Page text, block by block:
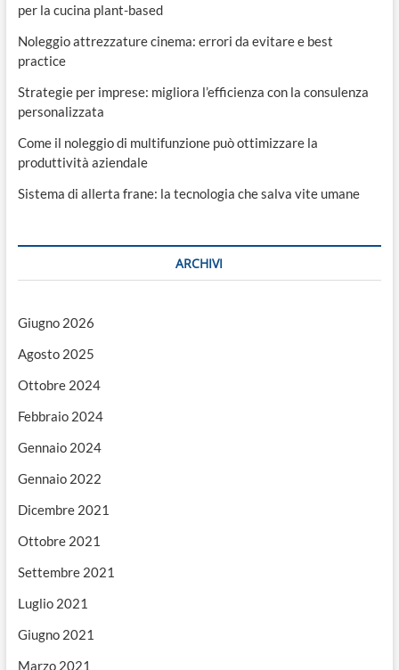
per la cucina plant-based
Noleggio attrezzature cinema: errori da evitare e best
practice
Strategie per imprese: migliora l’efficienza con la consulenza
personalizzata
Come il noleggio di multifunzione può ottimizzare la
produttività aziendale
Sistema di allerta frane: la tecnologia che salva vite umane
ARCHIVI
Giugno 2026
Agosto 2025
Ottobre 2024
Febbraio 2024
Gennaio 2024
Gennaio 2022
Dicembre 2021
Ottobre 2021
Settembre 2021
Luglio 2021
Giugno 2021
Marzo 2021